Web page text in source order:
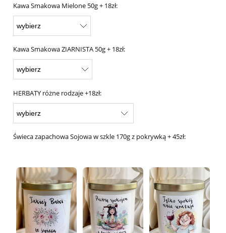
Kawa Smakowa Mielone 50g + 18zł:
Kawa Smakowa ZIARNISTA 50g + 18zł:
HERBATY różne rodzaje +18zł:
Świeca zapachowa Sojowa w szkle 170g z pokrywką + 45zł: